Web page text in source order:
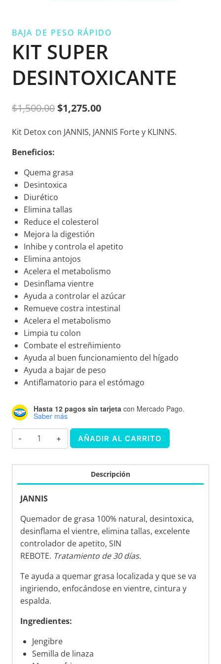
BAJA DE PESO RÁPIDO
KIT SUPER
DESINTOXICANTE
$1,500.00Original
was:
$1,275.00Current
is:
Kit Detox con JANNIS, JANNIS Forte y KLINNS.
Beneficios:
Quema grasa
Desintoxica
Diurético
Elimina tallas
Reduce el colesterol
Mejora la digestión
Inhibe y controla el apetito
Elimina antojos
Acelera el metabolismo
Desinflama vientre
Ayuda a controlar el azúcar
Remueve costra intestinal
Acelera el metabolismo
Limpia tu colon
Combate el estreñimiento
Ayuda al buen funcionamiento del hígado
Ayuda a bajar de peso
Antiflamatorio para el estómago
Hasta 12 pagos sin tarjeta con Mercado Pago.
Saber más
KIT
SUPER
AÑADIR AL CARRITO
Descripción
JANNIS
Quemador de grasa 100% natural, desintoxica,
desinflama el vientre, elimina tallas, excelente
controlador de apetito, SIN
REBOTE. Tratamiento de 30 días.
Te ayuda a quemar grasa localizada y que se va
ingiriendo, enfocándose en vientre, cintura y
espalda.
Ingredientes:
Jengibre
Semilla de linaza